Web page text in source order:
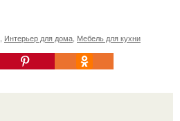
Интерьер для дома Мебель для кухни